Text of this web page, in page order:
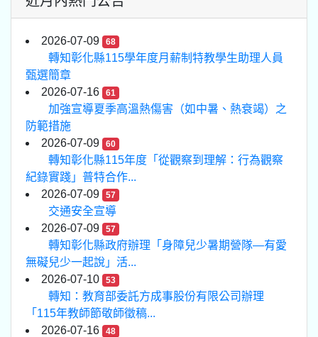
2026-07-09 68
轉知彰化縣115學年度月薪制特教學生助理人員
甄選簡章
2026-07-16
61
加強宣導夏季高溫熱傷害（如中暑、熱衰竭）之
防範措施
2026-07-09
60
轉知彰化縣115年度「從觀察到理解：行為觀察
紀錄實踐」普特合作...
2026-07-09
57
交通安全宣導
2026-07-09
57
轉知彰化縣政府辦理「身障兒少暑期營隊—有愛
無礙兒少一起說」活...
2026-07-10
53
轉知：教育部委託方成事股份有限公司辦理
「115年教師節敬師徵稿...
2026-07-16
48